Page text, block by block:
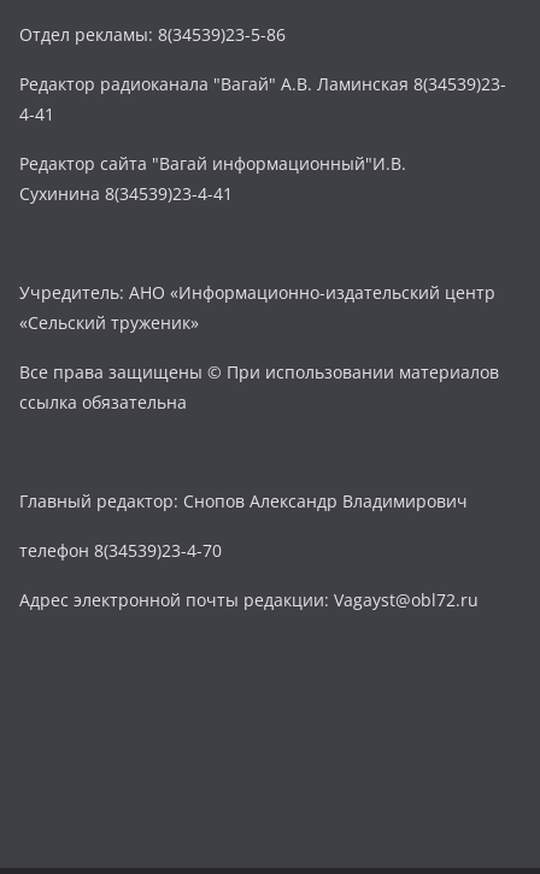
Отдел рекламы: 8(34539)23-5-86
Редактор радиоканала "Вагай" А.В. Ламинская 8(34539)23-
4-41
Редактор сайта "Вагай информационный"И.В.
Сухинина 8(34539)23-4-41
Учредитель: АНО «Информационно-издательский центр
«Сельский труженик»
Все права защищены © При использовании материалов
ссылка обязательна
Главный редактор: Снопов Александр Владимирович
телефон 8(34539)23-4-70
Адрес электронной почты редакции: Vagayst@obl72.ru